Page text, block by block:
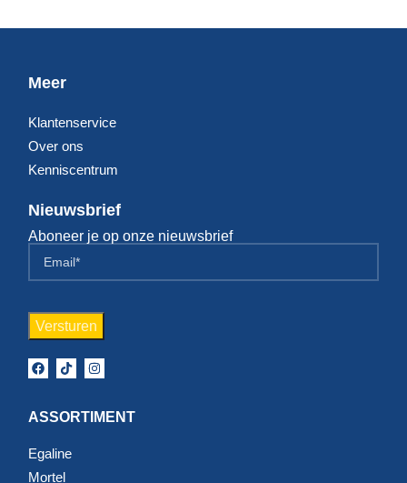
Meer
Klantenservice
Over ons
Kenniscentrum
Nieuwsbrief
Aboneer je op onze nieuwsbrief
ASSORTIMENT
Egaline
Mortel